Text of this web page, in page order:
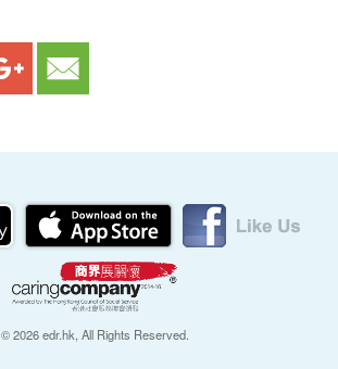
© 2026 edr.hk, All Rights Reserved.